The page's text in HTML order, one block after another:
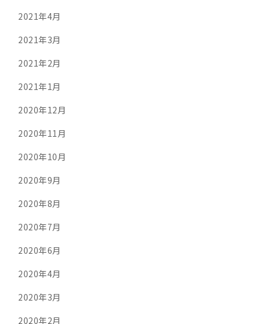
2021年4月
2021年3月
2021年2月
2021年1月
2020年12月
2020年11月
2020年10月
2020年9月
2020年8月
2020年7月
2020年6月
2020年4月
2020年3月
2020年2月